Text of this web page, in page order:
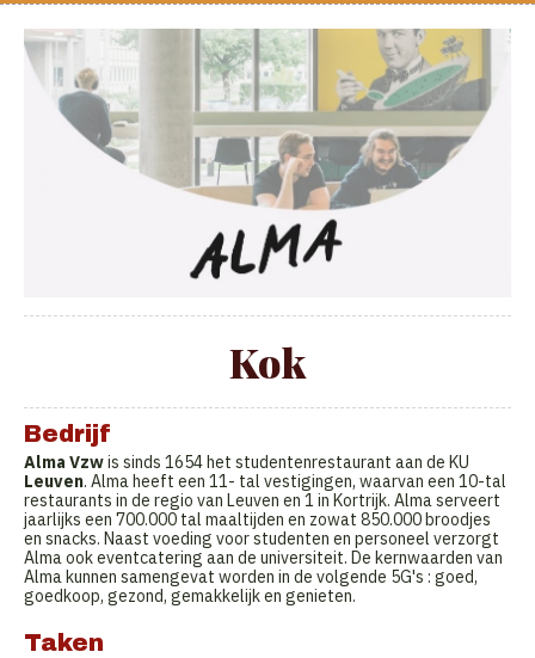
Kok
Bedrijf
Alma Vzwis sinds 1654 het studentenrestaurant aan de KU
Leuven. Alma heeft een 11- tal vestigingen, waarvan een 10-tal
restaurants in de regio van Leuven en 1 in Kortrijk. Alma serveert
jaarlijks een 700.000 tal maaltijden en zowat 850.000 broodjes
en snacks. Naast voeding voor studenten en personeel verzorgt
Alma ook eventcatering aan de universiteit. De kernwaarden van
Alma kunnen samengevat worden in de volgende 5G's : goed,
goedkoop, gezond, gemakkelijk en genieten.
Taken